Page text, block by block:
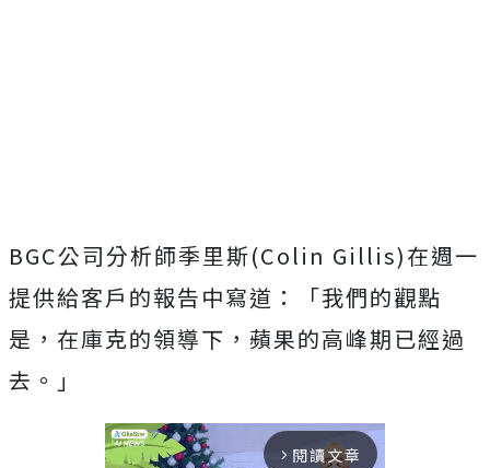
BGC公司分析師季里斯(Colin Gillis)在週一
提供給客戶的報告中寫道：「我們的觀點
是，在庫克的領導下，蘋果的高峰期已經過
去。」
arrow_forward_ios 閱讀文章